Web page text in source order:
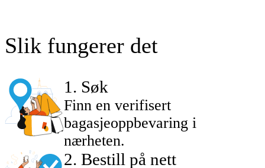
Slik fungerer det
1 . Søk
Finn en verifisert
bagasjeoppbevaring i
nærheten.
2. Bestill på nett